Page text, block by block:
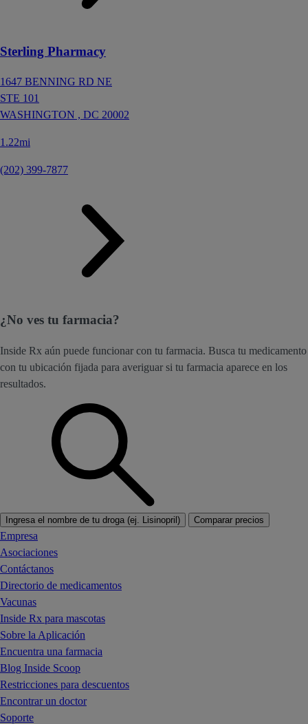
Sterling Pharmacy
1647 BENNING RD NE
STE 101
WASHINGTON , DC 20002
1.22mi
(202) 399-7877
¿No ves tu farmacia?
Inside Rx aún puede funcionar con tu farmacia. Busca tu medicamento
con tu ubicación fijada para averiguar si tu farmacia aparece en los
resultados.
Ingresa el nombre de tu droga (ej. Lisinopril) Comparar precios
Empresa
Asociaciones
Contáctanos
Directorio de medicamentos
Vacunas
Inside Rx para mascotas
Sobre la Aplicación
Encuentra una farmacia
Blog Inside Scoop
Restricciones para descuentos
Encontrar un doctor
Soporte